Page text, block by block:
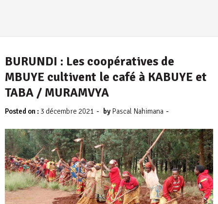
BURUNDI : Les coopératives de
MBUYE cultivent le café à KABUYE et
TABA / MURAMVYA
Posted on : 3 décembre 2021 - by Pascal Nahimana -